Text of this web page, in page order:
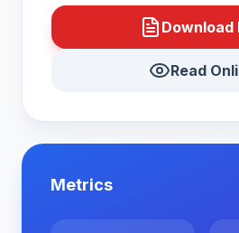
Download
Read
Metrics